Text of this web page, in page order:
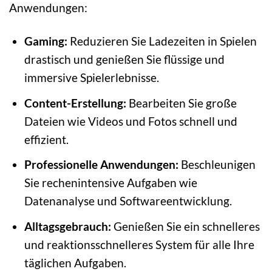
Anwendungen:
Gaming: Reduzieren Sie Ladezeiten in Spielen
drastisch und genießen Sie flüssige und
immersive Spielerlebnisse.
Content-Erstellung: Bearbeiten Sie große
Dateien wie Videos und Fotos schnell und
effizient.
Professionelle Anwendungen: Beschleunigen
Sie rechenintensive Aufgaben wie
Datenanalyse und Softwareentwicklung.
Alltagsgebrauch: Genießen Sie ein schnelleres
und reaktionsschnelleres System für alle Ihre
täglichen Aufgaben.